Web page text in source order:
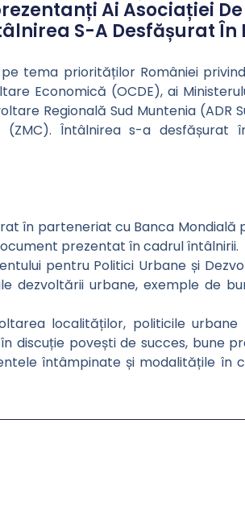
Ai Asociației De
S-A Desfășurat În
tema priorităților României
Economică (OCDE), ai
Regională Sud Muntenia (ADR
(ZMC). Întâlnirea s-a desfășurat
în parteneriat cu Banca Mondială
prezentat în cadrul întâlnirii.
pentru Politici Urbane și
dezvoltării urbane, exemple de
localităților, politicile urbane
discuție povești de succes, bune
întâmpinate și modalitățile în